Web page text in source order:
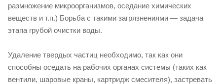
размножение микроорганизмов, оседание химических
веществ и т.п.) Борьба с такими загрязнениями — задача
этапа грубой очистки воды.
Удаление твердых частиц необходимо, так как они
способны оседать на рабочих органах системы (таких как
вентили, шаровые краны, картридж смесителя), застревать